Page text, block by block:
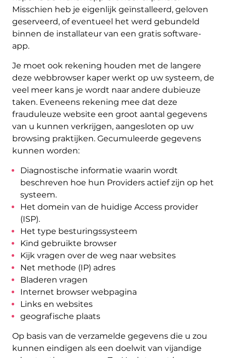
Misschien heb je eigenlijk geïnstalleerd, geloven
geserveerd, of eventueel het werd gebundeld
binnen de installateur van een gratis software-
app.
Je moet ook rekening houden met de langere
deze webbrowser kaper werkt op uw systeem, de
veel meer kans je wordt naar andere dubieuze
taken. Eveneens rekening mee dat deze
frauduleuze website een groot aantal gegevens
van u kunnen verkrijgen, aangesloten op uw
browsing praktijken. Gecumuleerde gegevens
kunnen worden:
Diagnostische informatie waarin wordt
beschreven hoe hun Providers actief zijn op het
systeem.
Het domein van de huidige Access provider
(ISP).
Het type besturingssysteem
Kind gebruikte browser
Kijk vragen over de weg naar websites
Net methode (IP) adres
Bladeren vragen
Internet browser webpagina
Links en websites
geografische plaats
Op basis van de verzamelde gegevens die u zou
kunnen eindigen als een doelwit van vijandige